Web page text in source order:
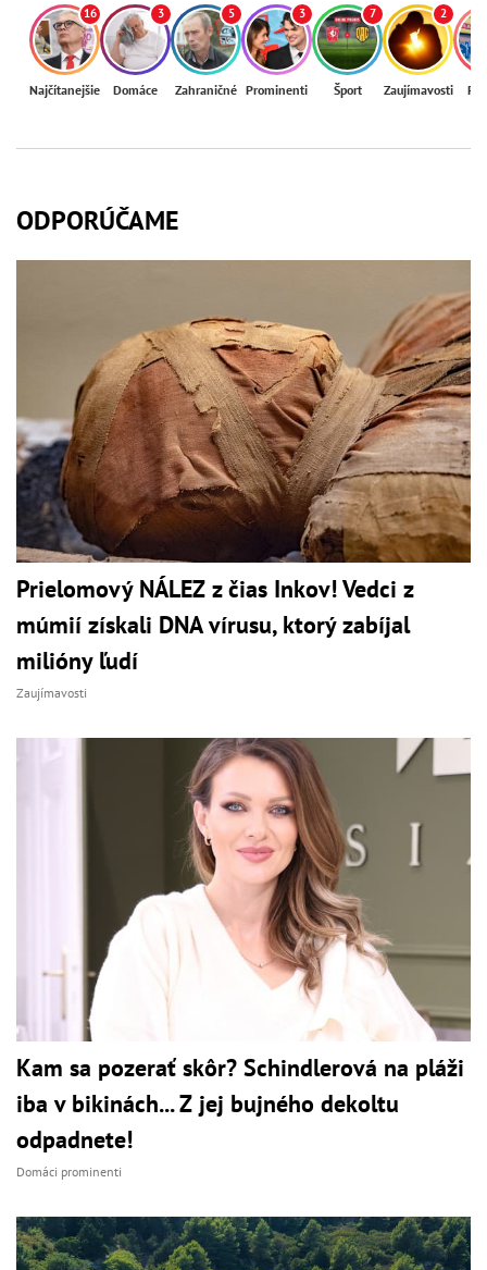
16
Najčítanejšie
3
Domáce
5
Zahraničné
3
Prominenti
7
Šport
2
Zaujímavosti
ODPORÚČAME
Prielomový NÁLEZ z čias Inkov! Vedci z
múmií získali DNA vírusu, ktorý zabíjal
milióny ľudí
Zaujímavosti
Kam sa pozerať skôr? Schindlerová na pláži
iba v bikinách... Z jej bujného dekoltu
odpadnete!
Domáci prominenti